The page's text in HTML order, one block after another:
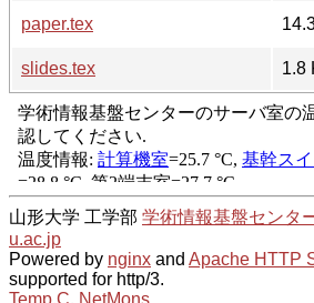
paper.tex
slides.tex
1.8
山形大学 工学部 学術情報基盤センタ
u.ac.jp
Powered by nginx and Apache HTTP
supported for http/3.
Temp.C, NetMons